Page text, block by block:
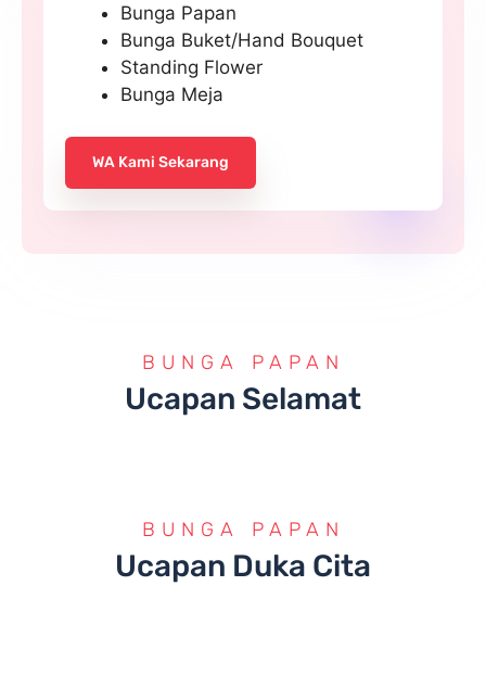
Bunga Papan
Bunga Buket/Hand Bouquet
Standing Flower
Bunga Meja
WA Kami Sekarang
BUNGA PAPAN
Ucapan Selamat
BUNGA PAPAN
Ucapan Duka Cita